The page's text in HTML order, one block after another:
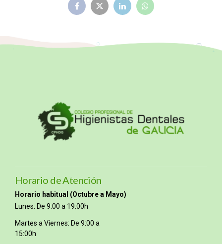
Horario de Atención
Horario habitual (Octubre a Mayo)
Lunes: De 9:00 a 19:00h
Martes a Viernes: De 9:00 a
15:00h